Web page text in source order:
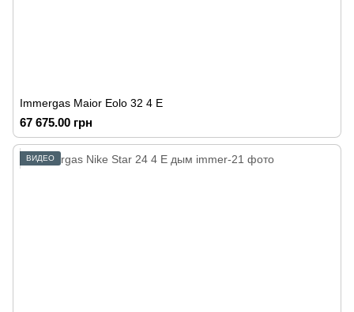
Immergas Maior Eolo 32 4 E
67 675.00 грн
ВИДЕО